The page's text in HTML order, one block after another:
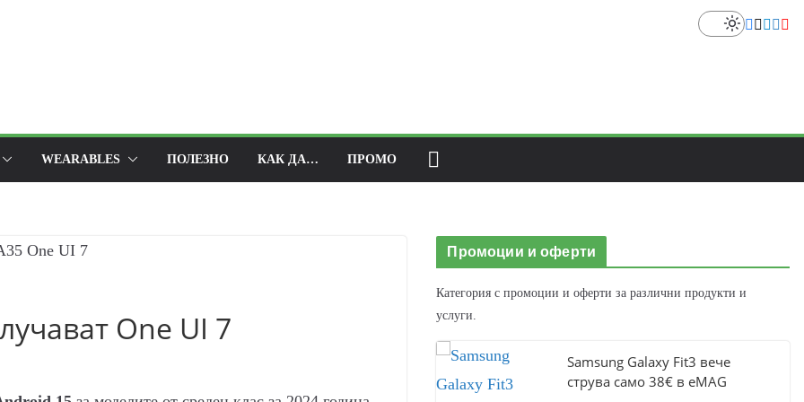
WEARABLES ПОЛЕЗНО КАК ДА… ПРОМО
One UI 7
Промоции и оферти
Категория с промоции и оферти за различни продукти и
услуги.
Samsung Galaxy Fit3 вече
струва само 38€ в eMAG